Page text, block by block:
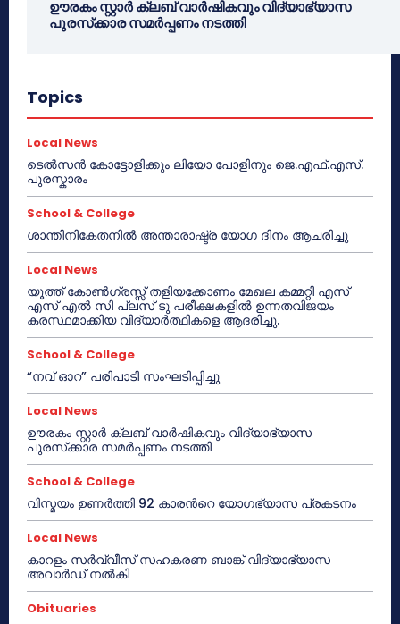
ഊരകം സ്റ്റാർ ക്ലബ് വാർഷികവും വിദ്യാഭ്യാസ
പുരസ്‌ക്കാര സമർപ്പണം നടത്തി
Topics
Local News
ടെൽസൻ കോട്ടോളിക്കും ലിയോ പോളിനും ജെ.എഫ്.എസ്.
പുരസ്കാരം
School & College
ശാന്തിനികേതനിൽ അന്താരാഷ്ട്ര യോഗ ദിനം ആചരിച്ചു
Local News
യൂത്ത് കോൺഗ്രസ്സ് തളിയക്കോണം മേഖല കമ്മറ്റി എസ്
എസ് എൽ സി പ്ലസ് ടു പരീക്ഷകളിൽ ഉന്നതവിജയം
കരസ്ഥമാക്കിയ വിദ്യാർത്ഥികളെ ആദരിച്ചു.
School & College
“നവ് ഓറ” പരിപാടി സംഘടിപ്പിച്ചു
Local News
ഊരകം സ്റ്റാർ ക്ലബ് വാർഷികവും വിദ്യാഭ്യാസ
പുരസ്‌ക്കാര സമർപ്പണം നടത്തി
School & College
വിസ്മയം ഉണർത്തി 92 കാരൻറെ യോഗഭ്യാസ പ്രകടനം
Local News
കാറളം സർവ്വീസ് സഹകരണ ബാങ്ക് വിദ്യാഭ്യാസ
അവാർഡ് നൽകി
Obituaries